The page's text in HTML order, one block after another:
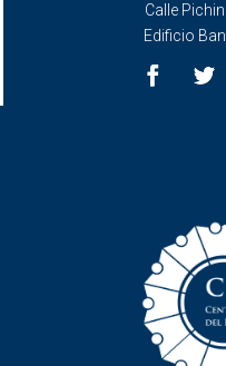
Calle
Edificio